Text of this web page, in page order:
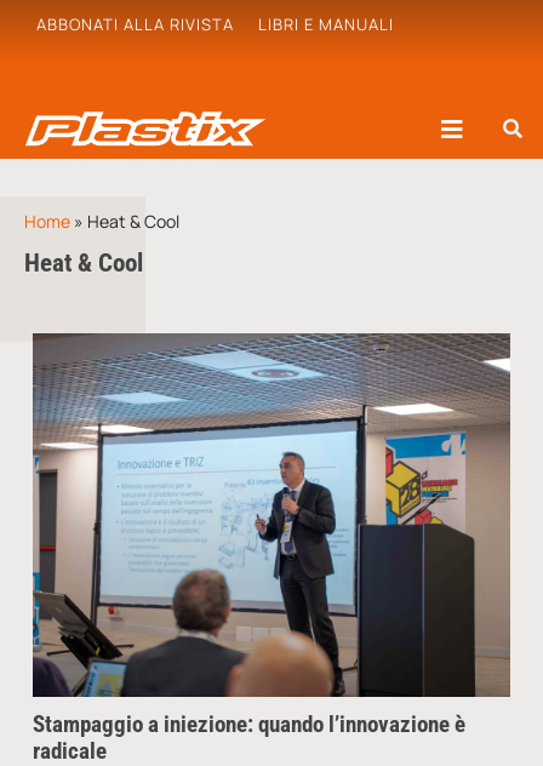
ABBONATI ALLA RIVISTA LIBRI E MANUALI
Home » Heat & Cool
Heat & Cool
Stampaggio a iniezione: quando l’innovazione è
radicale